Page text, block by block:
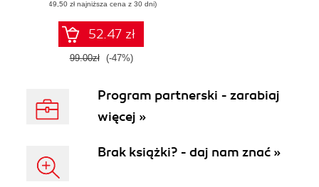
(49,50 zł najniższa cena z 30 dni)
52.47 zł
99.00zł (-47%)
Program partnerski - zarabiaj
więcej »
Brak książki? - daj nam znać »